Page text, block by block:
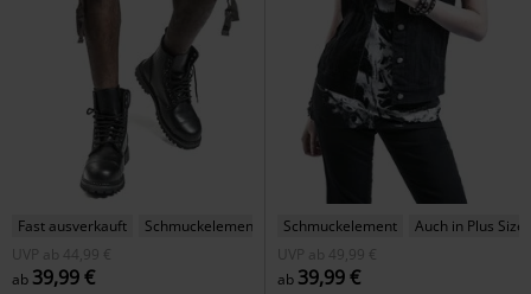
Fast ausverkauft
Schmuckelement
UVP
ab
44,99 €
ab 39,99 €
Schmuckelement
Auch in Plus Size
UVP
ab
49,99 €
ab 39,99 €